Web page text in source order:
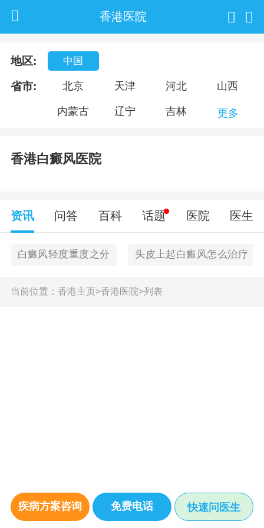
香港医院
地区: 中国
省市: 北京 天津 河北 山西
内蒙古 辽宁 吉林 更多
香港白癜风医院
资讯 问答 百科 话题 医院 医生
白癜风轻度重度之分 头皮上起白癜风怎么治疗
当前位置： 香港主页>香港医院>列表
疾病方案咨询 免费电话 快速问医生